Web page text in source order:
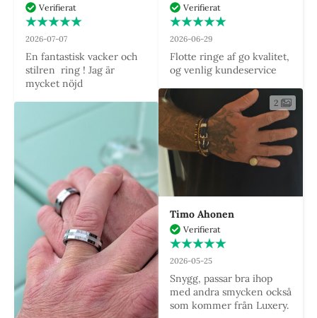
Verifierat
2026-07-07
En fantastisk vacker och
stilren  ring ! Jag är
mycket nöjd
Verifierat
2026-06-29
Flotte ringe af go kvalitet,
og venlig kundeservice
2
Timo Ahonen
Verifierat
2026-05-25
Snygg, passar bra ihop
med andra smycken också
som kommer från Luxery.